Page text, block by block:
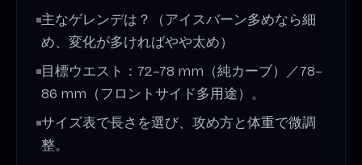
主なゲレンデは？（アイスバーン多めなら細
め、変化が多ければやや太め）
目標ウエスト：72–78 mm（純カーブ）／78–
86 mm（フロントサイド多用途）。
サイズ表で長さを選び、攻め方と体重で微調
整。